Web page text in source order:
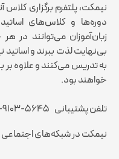
نیمکت، پلتفرم برگزاری
دوره‌ها و کلاس‌های
زبان‌آموزان می‌توانند در
بی‌نهایت لذت ببرند و
به تدریس می‌کنند و علاوه بر
خواهند بود.
تلفن پشتیبانی ۰۲۱-۹۱۰۳-
نیمکت در شبکه‌های اجتماعی